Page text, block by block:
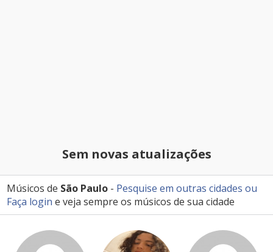
Sem novas atualizações
Músicos de São Paulo - Pesquise em outras cidades ou
Faça login e veja sempre os músicos de sua cidade